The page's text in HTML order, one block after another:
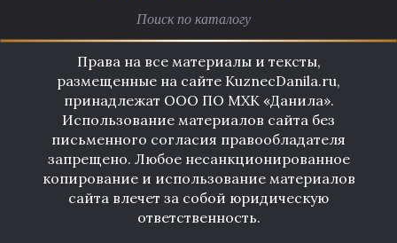
Права на все материалы и тексты,
размещенные на сайте KuznecDanila.ru,
принадлежат ООО ПО МХК «Данила».
Использование материалов сайта без
письменного согласия правообладателя
запрещено. Любое несанкционированное
копирование и использование материалов
сайта влечет за собой юридическую
ответственность.